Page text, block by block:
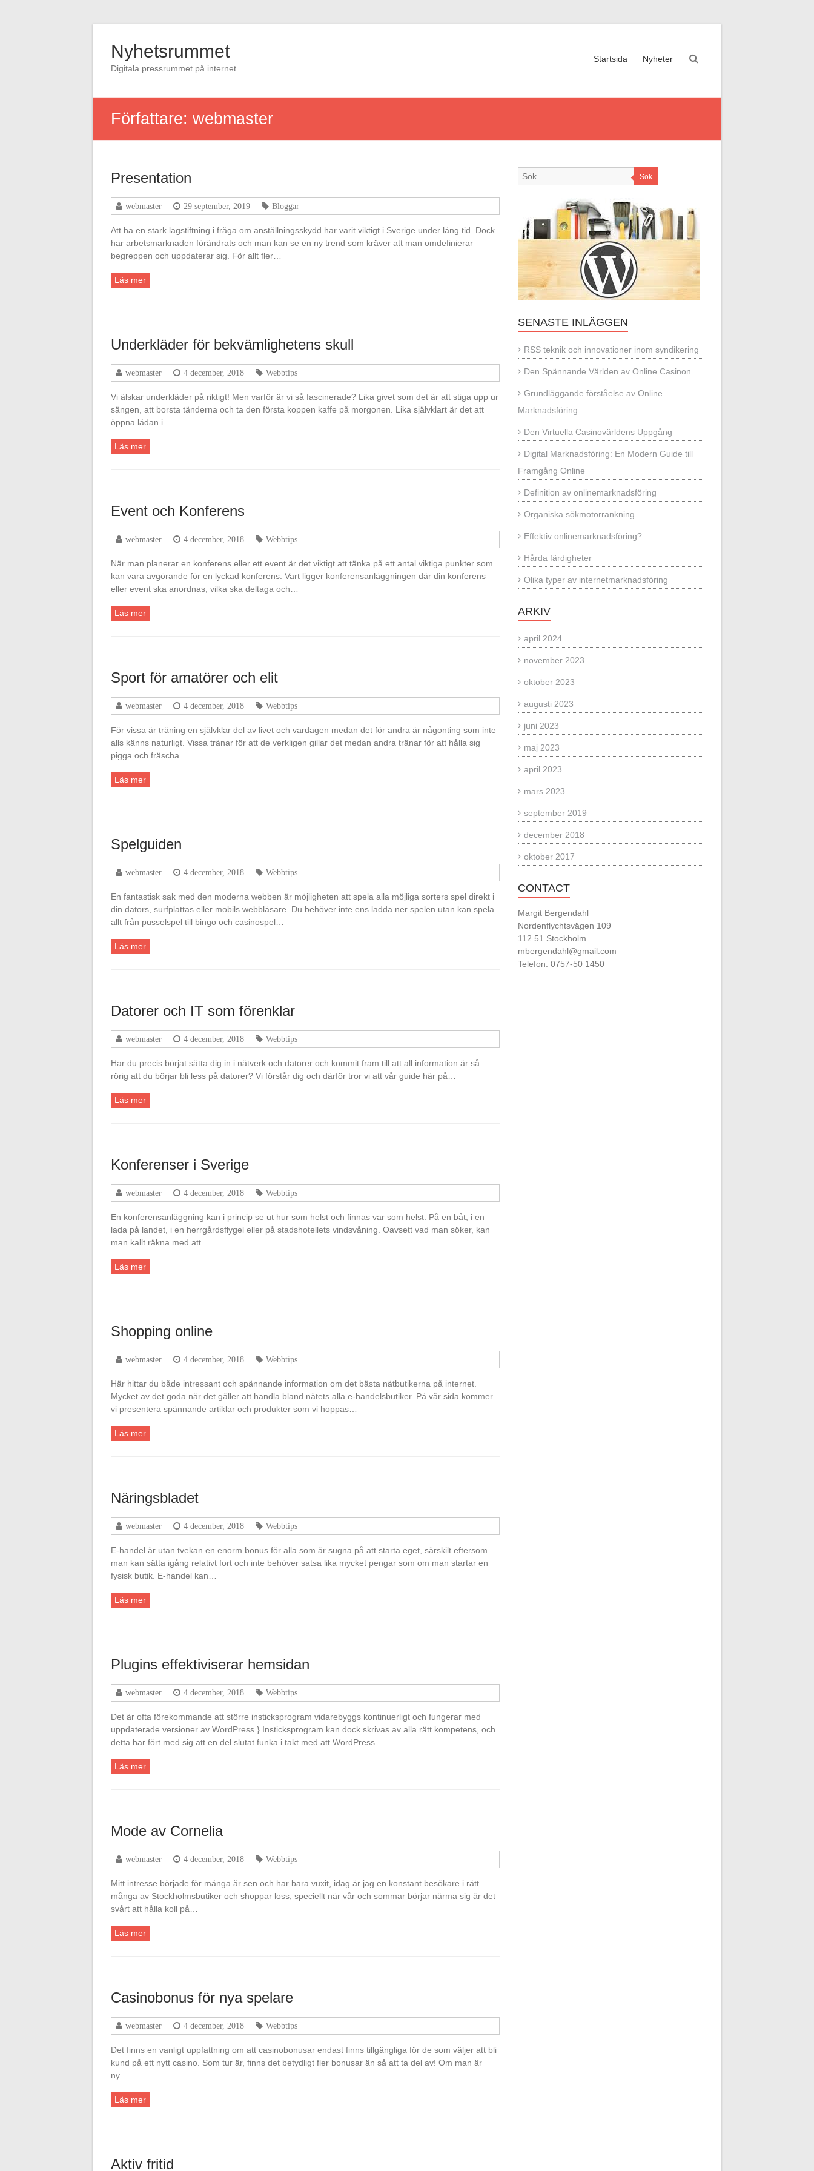
innehållNyhetsrummet
Digitala pressrummet på internet
Startsida Nyheter
Författare: webmaster
Presentation
webmaster 29 september, 2019 Bloggar
Att ha en stark lagstiftning i fråga om anställningsskydd har varit viktigt i Sverige under lång tid. Dock
har arbetsmarknaden förändrats och man kan se en ny trend som kräver att man omdefinierar
begreppen och uppdaterar sig. För allt fler…
Läs mer
Underkläder för bekvämlighetens skull
webmaster 4 december, 2018 Webbtips
Vi älskar underkläder på riktigt! Men varför är vi så fascinerade? Lika givet som det är att stiga upp ur
sängen, att borsta tänderna och ta den första koppen kaffe på morgonen. Lika självklart är det att
öppna lådan i…
Läs mer
Event och Konferens
webmaster 4 december, 2018 Webbtips
När man planerar en konferens eller ett event är det viktigt att tänka på ett antal viktiga punkter som
kan vara avgörande för en lyckad konferens. Vart ligger konferensanläggningen där din konferens
eller event ska anordnas, vilka ska deltaga och…
Läs mer
Sport för amatörer och elit
webmaster 4 december, 2018 Webbtips
För vissa är träning en självklar del av livet och vardagen medan det för andra är någonting som inte
alls känns naturligt. Vissa tränar för att de verkligen gillar det medan andra tränar för att hålla sig
pigga och fräscha.…
Läs mer
Spelguiden
webmaster 4 december, 2018 Webbtips
En fantastisk sak med den moderna webben är möjligheten att spela alla möjliga sorters spel direkt i
din dators, surfplattas eller mobils webbläsare. Du behöver inte ens ladda ner spelen utan kan spela
allt från pusselspel till bingo och casinospel…
Läs mer
Datorer och IT som förenklar
webmaster 4 december, 2018 Webbtips
Har du precis börjat sätta dig in i nätverk och datorer och kommit fram till att all information är så
rörig att du börjar bli less på datorer? Vi förstår dig och därför tror vi att vår guide här på…
Läs mer
Konferenser i Sverige
webmaster 4 december, 2018 Webbtips
En konferensanläggning kan i princip se ut hur som helst och finnas var som helst. På en båt, i en
lada på landet, i en herrgårdsflygel eller på stadshotellets vindsvåning. Oavsett vad man söker, kan
man kallt räkna med att…
Läs mer
Shopping online
webmaster 4 december, 2018 Webbtips
Här hittar du både intressant och spännande information om det bästa nätbutikerna på internet.
Mycket av det goda när det gäller att handla bland nätets alla e-handelsbutiker. På vår sida kommer
vi presentera spännande artiklar och produkter som vi hoppas…
Läs mer
Näringsbladet
webmaster 4 december, 2018 Webbtips
E-handel är utan tvekan en enorm bonus för alla som är sugna på att starta eget, särskilt eftersom
man kan sätta igång relativt fort och inte behöver satsa lika mycket pengar som om man startar en
fysisk butik. E-handel kan…
Läs mer
Plugins effektiviserar hemsidan
webmaster 4 december, 2018 Webbtips
Det är ofta förekommande att större insticksprogram vidarebyggs kontinuerligt och fungerar med
uppdaterade versioner av WordPress.} Insticksprogram kan dock skrivas av alla rätt kompetens, och
detta har fört med sig att en del slutat funka i takt med att WordPress…
Läs mer
Mode av Cornelia
webmaster 4 december, 2018 Webbtips
Mitt intresse började för många år sen och har bara vuxit, idag är jag en konstant besökare i rätt
många av Stockholmsbutiker och shoppar loss, speciellt när vår och sommar börjar närma sig är det
svårt att hålla koll på…
Läs mer
Casinobonus för nya spelare
webmaster 4 december, 2018 Webbtips
Det finns en vanligt uppfattning om att casinobonusar endast finns tillgängliga för de som väljer att bli
kund på ett nytt casino. Som tur är, finns det betydligt fler bonusar än så att ta del av! Om man är
ny…
Läs mer
Aktiv fritid
Sök
SENASTE INLÄGGEN
RSS teknik och innovationer inom syndikering
Den Spännande Världen av Online Casinon
Grundläggande förståelse av Online
Marknadsföring
Den Virtuella Casinovärldens Uppgång
Digital Marknadsföring: En Modern Guide till
Framgång Online
Definition av onlinemarknadsföring
Organiska sökmotorrankning
Effektiv onlinemarknadsföring?
Hårda färdigheter
Olika typer av internetmarknadsföring
ARKIV
april 2024
november 2023
oktober 2023
augusti 2023
juni 2023
maj 2023
april 2023
mars 2023
september 2019
december 2018
oktober 2017
CONTACT
Margit Bergendahl
Nordenflychtsvägen 109
112 51 Stockholm
mbergendahl@gmail.com
Telefon: 0757-50 1450